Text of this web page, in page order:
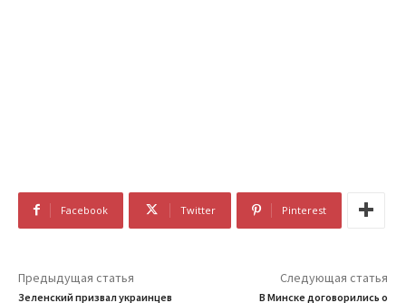
Facebook Twitter Pinterest
Предыдущая статья
Зеленский призвал украинцев
Следующая статья
В Минске договорились о